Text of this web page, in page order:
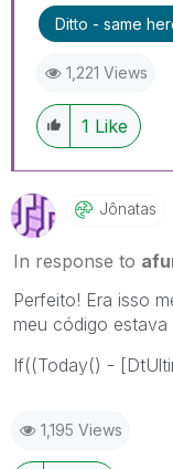
Ditto - same
1,221 Views
1 Like
Jônatas
In response to
Perfeito! Era isso
meu código
If((Today() - [
1,195 Views